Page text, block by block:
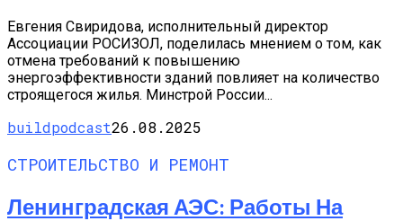
Евгения Свиридова, исполнительный директор
Ассоциации РОСИЗОЛ, поделилась мнением о том, как
отмена требований к повышению
энергоэффективности зданий повлияет на количество
строящегося жилья. Минстрой России...
buildpodcast26.08.2025
СТРОИТЕЛЬСТВО И РЕМОНТ
Ленинградская АЭС: Работы На